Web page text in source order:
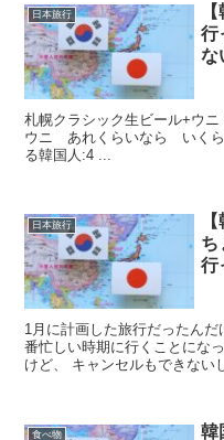
日本旅行
行
な
札幌クラシック生ビール+ウニ とある韓国人:1 最高 とある韓国人:2
ウニ あれくらいなら いくら とある韓国人:3 生ビールふたつ とあ
る韓国人:4 ...
日本旅行
ち
行
1月に計画した旅行だったん
番忙しい時期に行くことにな
けど、 キャンセルもできないし
食べ物
韓